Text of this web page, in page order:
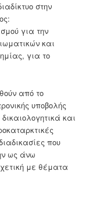
στην
για την
και
για το
από το
υποβολής
και
που
ως άνω
με θέματα